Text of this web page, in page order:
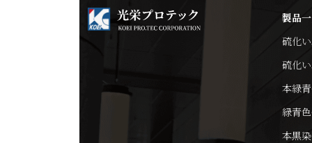
製品
硫化
硫化
本緑
緑青
本黒